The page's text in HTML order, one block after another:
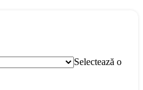
Selectează o